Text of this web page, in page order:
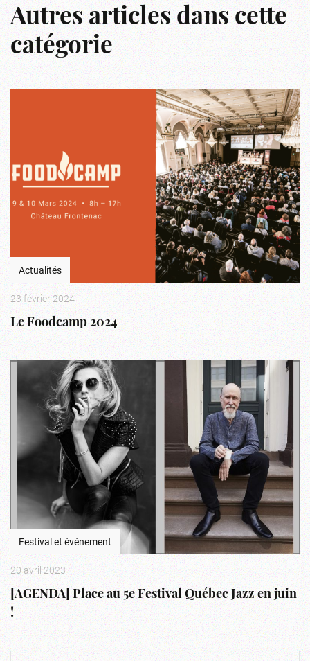
Autres articles dans cette
catégorie
Actualités
23 février 2024
Le Foodcamp 2024
Festival et événement
20 avril 2023
[AGENDA] Place au 5e Festival Québec Jazz en juin
!